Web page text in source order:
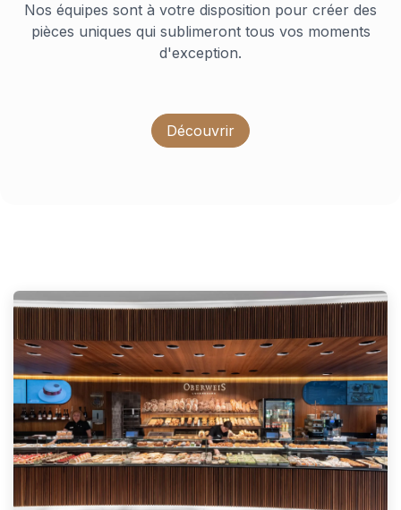
Nos équipes sont à votre disposition pour créer des
pièces uniques qui sublimeront tous vos moments
d'exception.
Découvrir